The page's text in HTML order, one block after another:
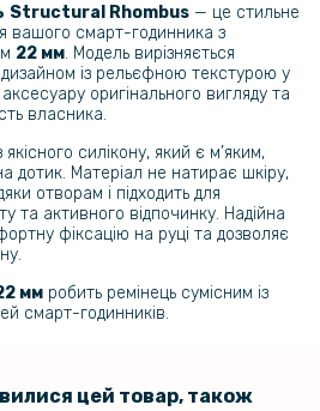
Structural Rhombus — це стильне
вашого смарт-годинника з
22 мм. Модель вирізняється
із рельєфною текстурою у
оригінального вигляду та
власника.
силікону, який є м’яким,
дотик. Матеріал не натирає шкіру,
отворам і підходить для
та активного відпочинку. Надійна
фіксацію на руці та дозволяє
мм робить ремінець сумісним із
смарт-годинників.
цей товар, також